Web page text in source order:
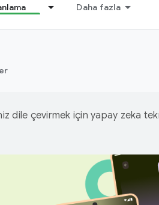
Daha fazla
dile çevirmek için yapay zeka